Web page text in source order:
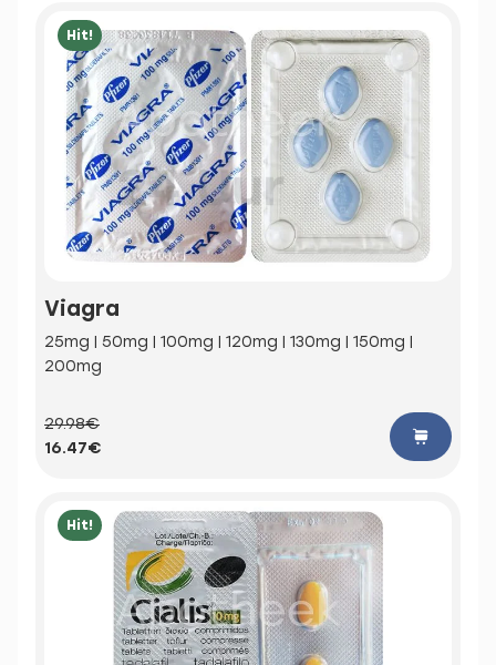
Hit!
Viagra
25mg | 50mg | 100mg | 120mg | 130mg | 150mg |
200mg
29.98€
16.47€
Hit!